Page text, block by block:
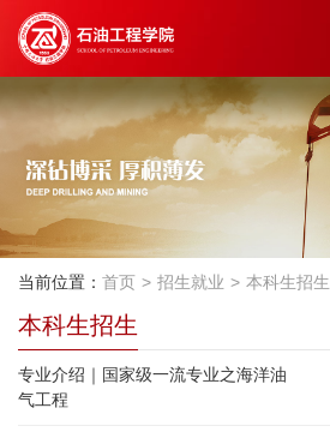
当前位置： 首页 招生就业 本科生招生
本科生招生
专业介绍｜国家级一流专业之海洋油
气工程